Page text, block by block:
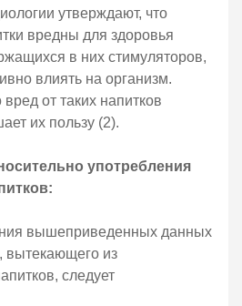
утверждают, что
вредны для здоровья
в них стимуляторов,
влиять на организм.
от таких напитков
их пользу (2).
употребления
вышеприведенных данных
вытекающего из
следует